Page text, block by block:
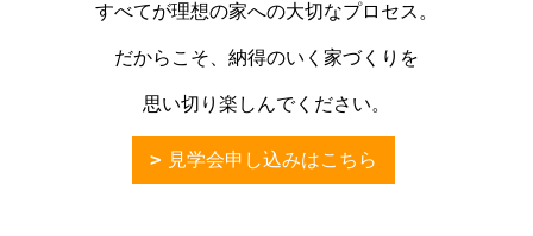
すべてが理想の家への大切なプロセス。
だからこそ、納得のいく家づくりを
思い切り楽しんでください。
見学会申し込みはこちら